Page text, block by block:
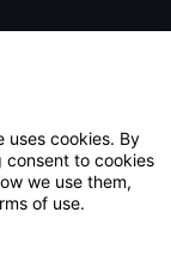
uses cookies. By
consent to cookies
we use them,
of use.